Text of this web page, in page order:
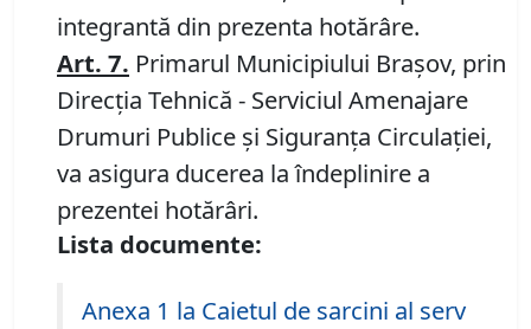
integrantă din prezenta hotărâre.
Art. 7. Primarul Municipiului Braşov, prin
Direcţia Tehnică - Serviciul Amenajare
Drumuri Publice şi Siguranţa Circulaţiei,
va asigura ducerea la îndeplinire a
prezentei hotărâri.
Lista documente:
Anexa 1 la Caietul de sarcini al serv